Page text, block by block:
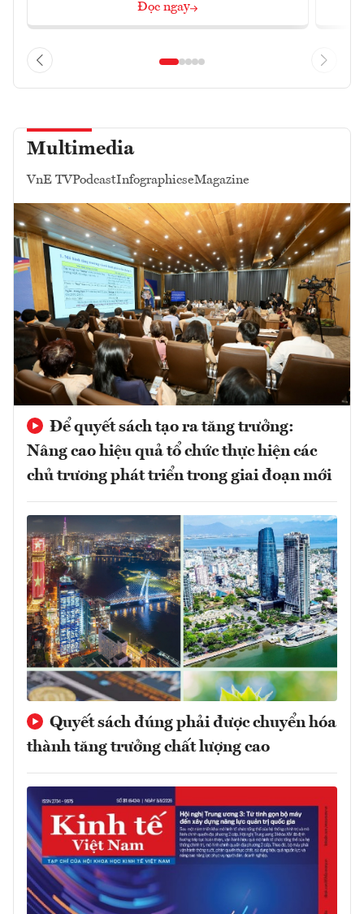
Đọc ngay
Multimedia
VnE TVPodcastInfographicseMagazine
Để quyết sách tạo ra tăng trưởng:
Nâng cao hiệu quả tổ chức thực hiện các
chủ trương phát triển trong giai đoạn mới
Quyết sách đúng phải được chuyển hóa
thành tăng trưởng chất lượng cao